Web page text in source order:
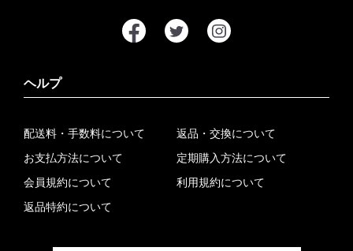
ヘルプ
配送料・手数料について
お支払方法について
会員規約について
返品特約について
返品・交換について
定期購入方法について
利用規約について